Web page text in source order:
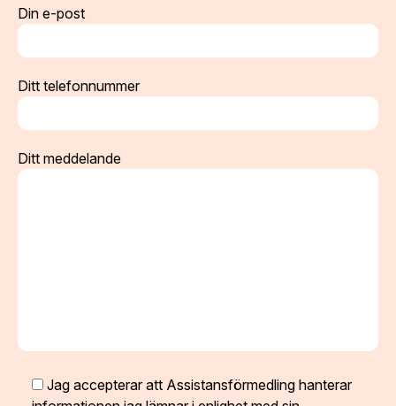
Din e-post
Ditt telefonnummer
Ditt meddelande
Jag accepterar att Assistansförmedling hanterar